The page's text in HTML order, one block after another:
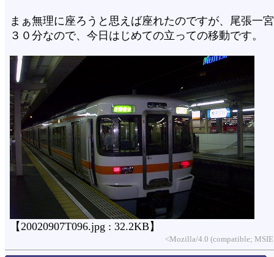
まぁ無理に座ろうと思えば座れたのですが、尾張一
３０分なので、今日はじめての立っての移動です。
【20020907T096.jpg : 32.2KB】
<Mozilla/4.0 (compatible;